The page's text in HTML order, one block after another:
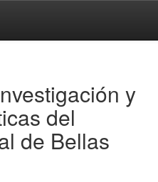
y
del
de Bellas